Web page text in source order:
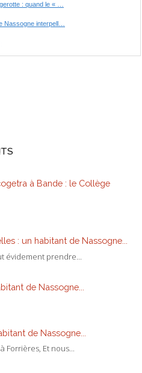
à Bande : le Collège
: un habitant de Nassogne...
évidement prendre...
de Nassogne...
de Nassogne...
Forrières, Et nous...